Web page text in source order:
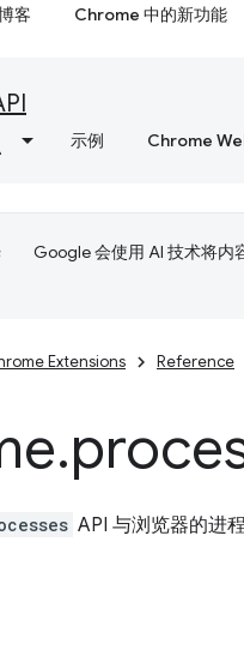
客 Chrome 中的新功能
示例 Chrome
Google 会使用 AI 技术将内
Extensions Reference
.
API 与浏览器的进